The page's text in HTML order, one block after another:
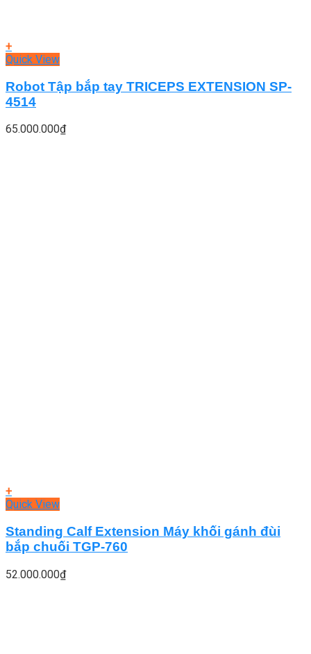
+
Quick View
Robot Tập bắp tay TRICEPS EXTENSION SP-
4514
65.000.000₫
+
Quick View
Standing Calf Extension Máy khối gánh đùi
bắp chuối TGP-760
52.000.000₫